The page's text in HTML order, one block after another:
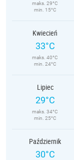
maks. 29°C
min. 15°C
Kwiecień
33°C
maks. 40°C
min. 24°C
Lipiec
29°C
maks. 34°C
min. 25°C
Październik
30°C